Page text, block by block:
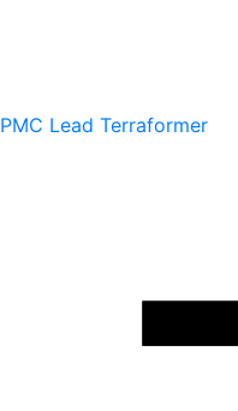
PMC Lead Terraformer